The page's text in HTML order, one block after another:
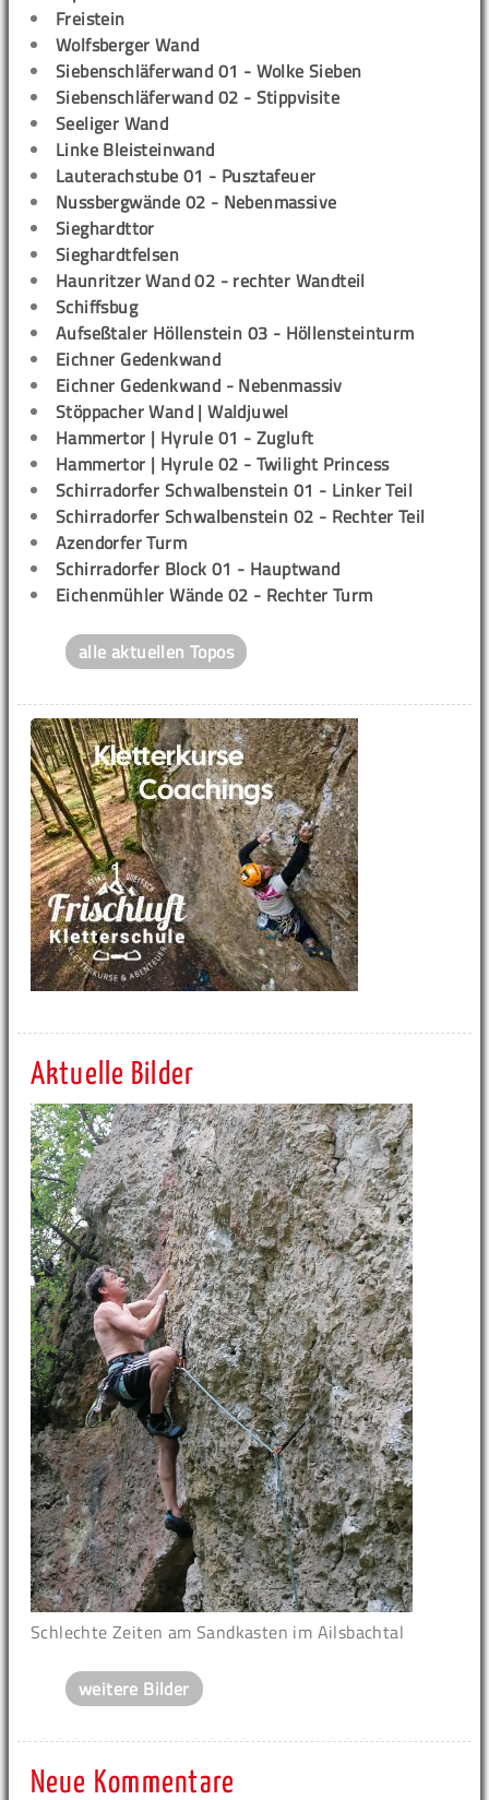
Freistein
Wolfsberger Wand
Siebenschläferwand 01 - Wolke Sieben
Siebenschläferwand 02 - Stippvisite
Seeliger Wand
Linke Bleisteinwand
Lauterachstube 01 - Pusztafeuer
Nussbergwände 02 - Nebenmassive
Sieghardttor
Sieghardtfelsen
Haunritzer Wand 02 - rechter Wandteil
Schiffsbug
Aufseßtaler Höllenstein 03 - Höllensteinturm
Eichner Gedenkwand
Eichner Gedenkwand - Nebenmassiv
Stöppacher Wand | Waldjuwel
Hammertor | Hyrule 01 - Zugluft
Hammertor | Hyrule 02 - Twilight Princess
Schirradorfer Schwalbenstein 01 - Linker Teil
Schirradorfer Schwalbenstein 02 - Rechter Teil
Azendorfer Turm
Schirradorfer Block 01 - Hauptwand
Eichenmühler Wände 02 - Rechter Turm
alle aktuellen Topos
Aktuelle Bilder
Schlechte Zeiten am Sandkasten im Ailsbachtal
weitere Bilder
Neue Kommentare